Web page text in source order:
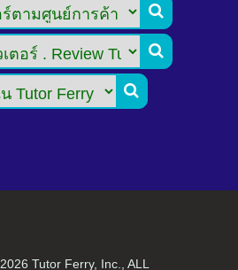



2026 Tutor Ferry, Inc., ALL